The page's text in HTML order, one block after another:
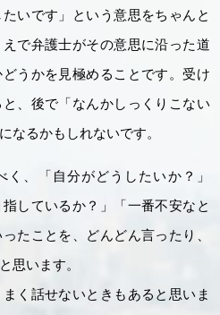
いです」という意思をちゃんと
で弁護士がその意思に沿った道
うかを見極めることです。受け
、後で「なんかしっくりこない
なるかもしれないです。
く、「自分がどうしたいか？」
指しているか？」「一番不安なと
たことを、どんどん言ったり、
思います。
く話せないときもあると思いま